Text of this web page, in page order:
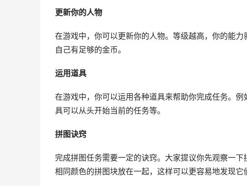
更新你的人物
在游戏中，你可以更新你的人物。等级越高，你的能
自己有足够的金币。
运用道具
在游戏中，你可以运用各种道具来帮助你完成任务。
具可以从头开始当前的任务等。
拼图诀窍
完成拼图任务需要一定的诀窍。大家提议你先观察一
相同颜色的拼图块放在一起，这样可以更容易地发现它